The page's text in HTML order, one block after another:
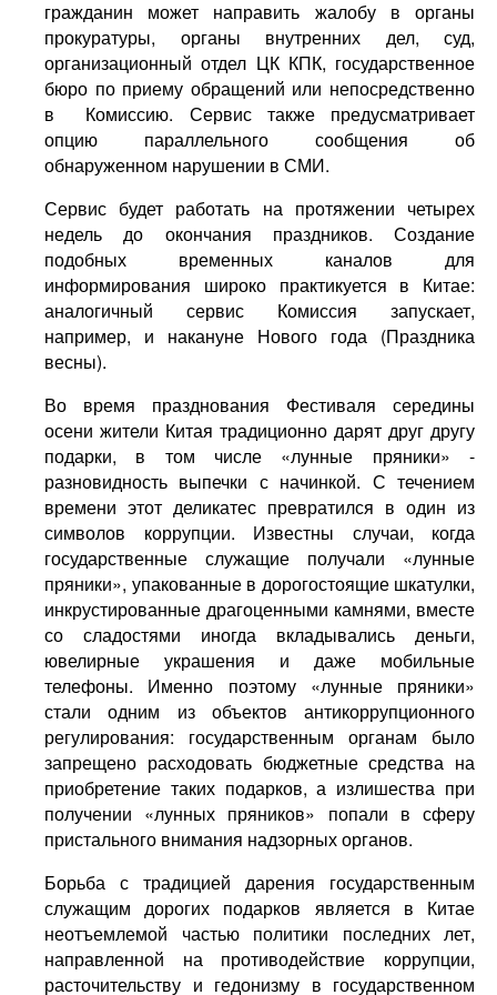
гражданин может направить жалобу в органы
прокуратуры, органы внутренних дел, суд,
организационный отдел ЦК КПК, государственное
бюро по приему обращений или непосредственно
в Комиссию. Сервис также предусматривает
опцию параллельного сообщения об
обнаруженном нарушении в СМИ.
Сервис будет работать на протяжении четырех
недель до окончания праздников. Создание
подобных временных каналов для
информирования широко практикуется в Китае:
аналогичный сервис Комиссия запускает,
например, и накануне Нового года (Праздника
весны).
Во время празднования Фестиваля середины
осени жители Китая традиционно дарят друг другу
подарки, в том числе «лунные пряники» -
разновидность выпечки с начинкой. С течением
времени этот деликатес превратился в один из
символов коррупции. Известны случаи, когда
государственные служащие получали «лунные
пряники», упакованные в дорогостоящие шкатулки,
инкрустированные драгоценными камнями, вместе
со сладостями иногда вкладывались деньги,
ювелирные украшения и даже мобильные
телефоны. Именно поэтому «лунные пряники»
стали одним из объектов антикоррупционного
регулирования: государственным органам было
запрещено расходовать бюджетные средства на
приобретение таких подарков, а излишества при
получении «лунных пряников» попали в сферу
пристального внимания надзорных органов.
Борьба с традицией дарения государственным
служащим дорогих подарков является в Китае
неотъемлемой частью политики последних лет,
направленной на противодействие коррупции,
расточительству и гедонизму в государственном